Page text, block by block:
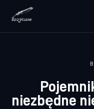
Zdrowie
niezbędne